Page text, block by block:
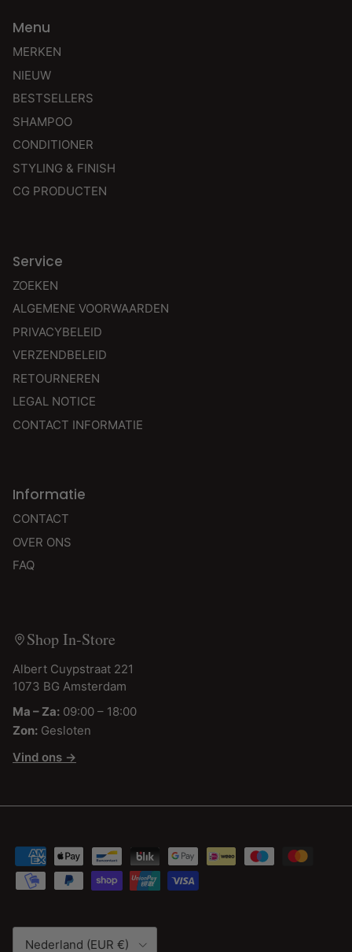
Menu
MERKEN
NIEUW
BESTSELLERS
SHAMPOO
CONDITIONER
STYLING & FINISH
CG PRODUCTEN
Service
ZOEKEN
ALGEMENE VOORWAARDEN
PRIVACYBELEID
VERZENDBELEID
RETOURNEREN
LEGAL NOTICE
CONTACT INFORMATIE
Informatie
CONTACT
OVER ONS
FAQ
Shop In-Store
Albert Cuypstraat 221
1073 BG Amsterdam
Ma – Za: 09:00 – 18:00
Zon: Gesloten
Vind ons →
Land/Regio
Nederland (EUR €)